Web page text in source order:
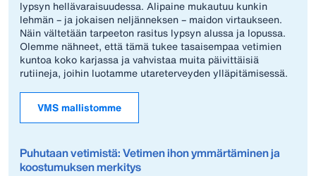
lypsyn hellävaraisuudessa. Alipaine mukautuu kunkin
lehmän – ja jokaisen neljänneksen – maidon virtaukseen.
Näin vältetään tarpeeton rasitus lypsyn alussa ja lopussa.
Olemme nähneet, että tämä tukee tasaisempaa vetimien
kuntoa koko karjassa ja vahvistaa muita päivittäisiä
rutiineja, joihin luotamme utareterveyden ylläpitämisessä.
VMS mallistomme
Puhutaan vetimistä: Vetimen ihon ymmärtäminen ja
koostumuksen merkitys